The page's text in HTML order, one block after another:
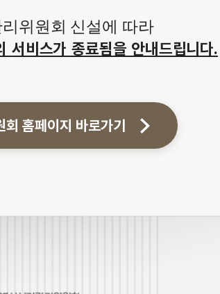
위원회 신설에 따라
서비스가 종료됨을 안내드립니다.
회 홈페이지 바로가기